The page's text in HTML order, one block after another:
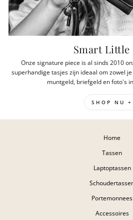
Smart Little
Onze signature piece is al sinds 2010
superhandige tasjes zijn ideaal om zowel
muntgeld, briefgeld en foto's
SHOP NU +
Home
Tassen
Laptoptassen
Portemonnees
Accessoires